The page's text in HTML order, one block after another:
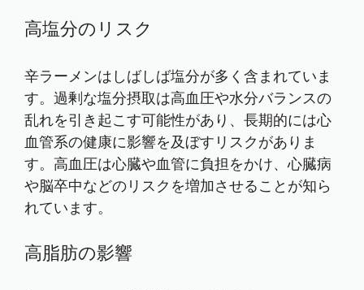
高塩分のリスク
辛ラーメンはしばしば塩分が多く含まれていま
す。過剰な塩分摂取は高血圧や水分バランスの
乱れを引き起こす可能性があり、長期的には心
血管系の健康に影響を及ぼすリスクがありま
す。高血圧は心臓や血管に負担をかけ、心臓病
や脳卒中などのリスクを増加させることが知ら
れています。
高脂肪の影響